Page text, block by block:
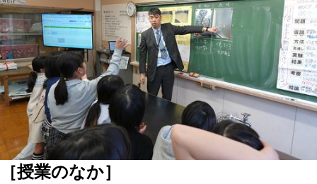
［授業のなか］